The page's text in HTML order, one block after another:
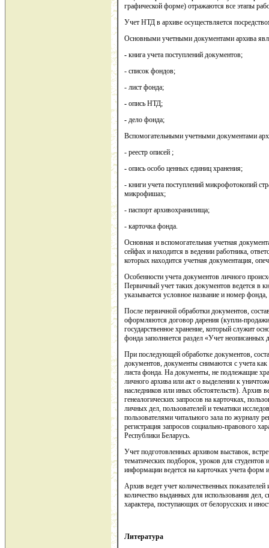
графической форме) отражаются все этапы
Учет НТД в архиве осуществляется
Основными учетными документами архива
- книга учета поступлений документов;
- список фондов;
- лист фонда;
- опись НТД;
- дело фонда;
Вспомогательными учетными документами
- реестр описей ;
- опись особо ценных единиц хранения;
- книги учета поступлений микрофотокопий
микрофишах;
- паспорт архивохранилища;
- карточка фонда.
Основная и вспомогательная учетная
сейфах и находится в ведении работника,
которых находится учетная документация,
Особенности учета документов личного
Первичный учет таких документов ведется в
указывается условное название и номер
После первичной обработки документов,
оформляются договор дарения (купли-
государственное хранение, который служит
фонда заполняется раздел «Учет неописанных
При последующей обработке документов,
документов, документы снимаются с учета
листа фонда. На документы, не подлежащие
личного архива или акт о выделении к
наследников или иных обстоятельств). Архив
генеалогических запросов на карточках,
личных дел, пользователей и тематики
пользователями читального зала по журналу
регистрация запросов социально-правового
Республики Беларусь.
Учет подготовленных архивом выставок,
тематических подборок, уроков для
информации ведется на карточках учета форм
Архив ведет учет количественных
количество выданных для использования дел,
характера, поступающих от белорусских и
Литература